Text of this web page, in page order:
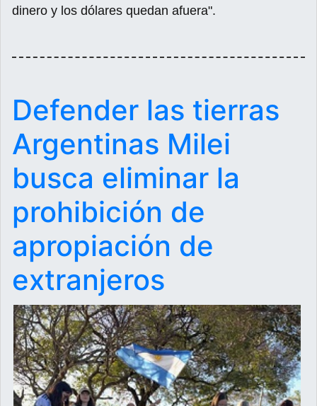
dinero y los dólares quedan afuera".
Defender las tierras
Argentinas Milei
busca eliminar la
prohibición de
apropiación de
extranjeros